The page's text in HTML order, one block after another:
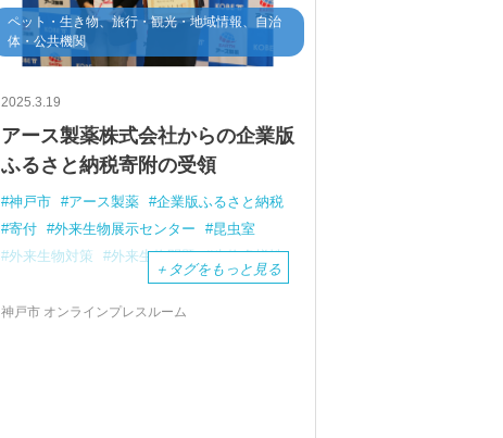
ペット・生き物、旅行・観光・地域情報、自治
体・公共機関
2025.3.19
アース製薬株式会社からの企業版
ふるさと納税寄附の受領
神戸市 アース製薬
企業版ふるさと納税
寄付
外来生物展示センター
昆虫室
外来生物対策
外来生物問題 生物多様性
＋ タグをもっと見る
神戸市 オンラインプレスルーム